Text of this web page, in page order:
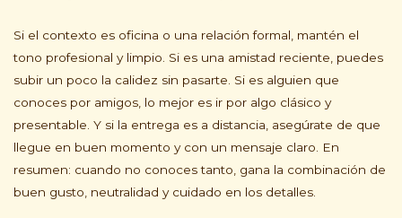
Si el contexto es oficina o una relación formal, mantén el
tono profesional y limpio. Si es una amistad reciente, puedes
subir un poco la calidez sin pasarte. Si es alguien que
conoces por amigos, lo mejor es ir por algo clásico y
presentable. Y si la entrega es a distancia, asegúrate de que
llegue en buen momento y con un mensaje claro. En
resumen: cuando no conoces tanto, gana la combinación de
buen gusto, neutralidad y cuidado en los detalles.